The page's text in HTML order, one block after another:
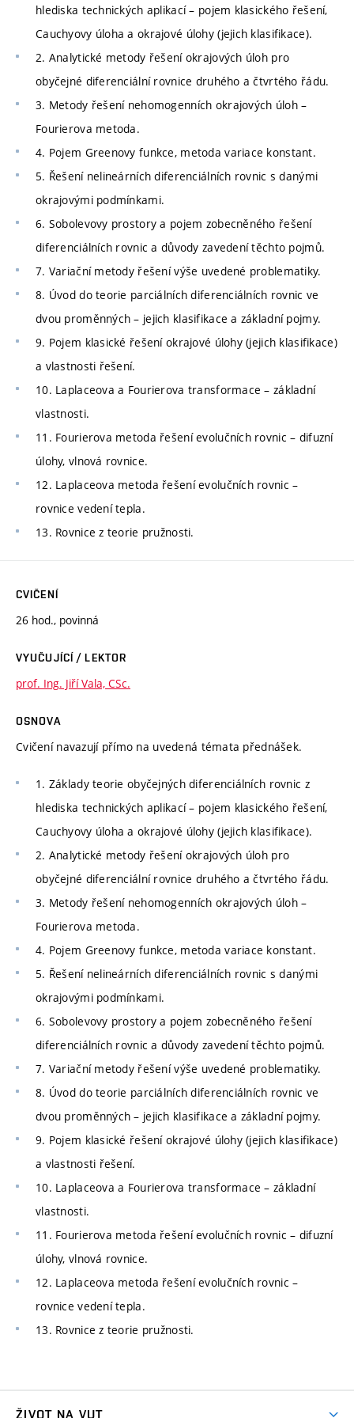
hlediska technických aplikací – pojem klasického řešení,
Cauchyovy úloha a okrajové úlohy (jejich klasifikace).
2. Analytické metody řešení okrajových úloh pro
obyčejné diferenciální rovnice druhého a čtvrtého řádu.
3. Metody řešení nehomogenních okrajových úloh –
Fourierova metoda.
4. Pojem Greenovy funkce, metoda variace konstant.
5. Řešení nelineárních diferenciálních rovnic s danými
okrajovými podmínkami.
6. Sobolevovy prostory a pojem zobecněného řešení
diferenciálních rovnic a důvody zavedení těchto pojmů.
7. Variační metody řešení výše uvedené problematiky.
8. Úvod do teorie parciálních diferenciálních rovnic ve
dvou proměnných – jejich klasifikace a základní pojmy.
9. Pojem klasické řešení okrajové úlohy (jejich klasifikace)
a vlastnosti řešení.
10. Laplaceova a Fourierova transformace – základní
vlastnosti.
11. Fourierova metoda řešení evolučních rovnic – difuzní
úlohy, vlnová rovnice.
12. Laplaceova metoda řešení evolučních rovnic –
rovnice vedení tepla.
13. Rovnice z teorie pružnosti.
CVIČENÍ
26 hod., povinná
VYUČUJÍCÍ / LEKTOR
prof. Ing. Jiří Vala, CSc.
OSNOVA
Cvičení navazují přímo na uvedená témata přednášek.
1. Základy teorie obyčejných diferenciálních rovnic z
hlediska technických aplikací – pojem klasického řešení,
Cauchyovy úloha a okrajové úlohy (jejich klasifikace).
2. Analytické metody řešení okrajových úloh pro
obyčejné diferenciální rovnice druhého a čtvrtého řádu.
3. Metody řešení nehomogenních okrajových úloh –
Fourierova metoda.
4. Pojem Greenovy funkce, metoda variace konstant.
5. Řešení nelineárních diferenciálních rovnic s danými
okrajovými podmínkami.
6. Sobolevovy prostory a pojem zobecněného řešení
diferenciálních rovnic a důvody zavedení těchto pojmů.
7. Variační metody řešení výše uvedené problematiky.
8. Úvod do teorie parciálních diferenciálních rovnic ve
dvou proměnných – jejich klasifikace a základní pojmy.
9. Pojem klasické řešení okrajové úlohy (jejich klasifikace)
a vlastnosti řešení.
10. Laplaceova a Fourierova transformace – základní
vlastnosti.
11. Fourierova metoda řešení evolučních rovnic – difuzní
úlohy, vlnová rovnice.
12. Laplaceova metoda řešení evolučních rovnic –
rovnice vedení tepla.
13. Rovnice z teorie pružnosti.
ŽIVOT NA VUT